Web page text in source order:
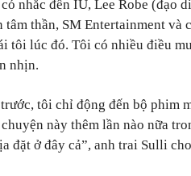
nhắc đến IU, Lee Robe (đạo
tâm thần, SM Entertainment và
tôi lúc đó. Tôi có nhiều điều
nhịn.
tôi chỉ động đến bộ
chuyện này thêm lần nào nữa
đặt ở đây cả”, anh trai Sulli